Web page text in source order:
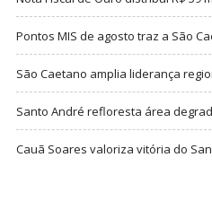
Pontos MIS de agosto traz a São
São Caetano amplia liderança
Santo André refloresta área
Cauã Soares valoriza vitória do